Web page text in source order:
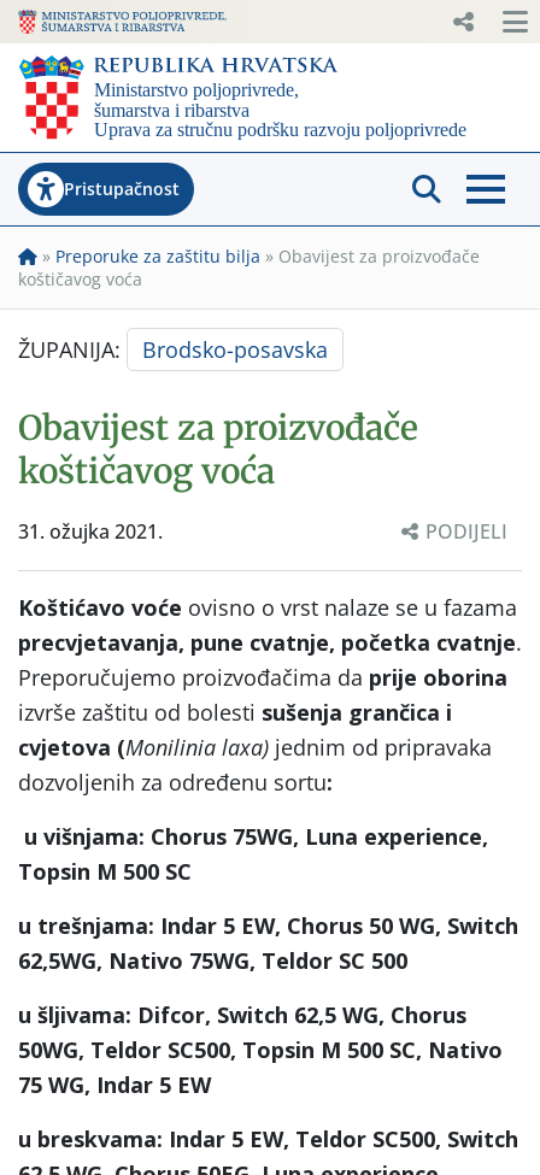
Pristupačnost
» Preporuke za zaštitu bilja » Obavijest za proizvođače
koštičavog voća
ŽUPANIJA: Brodsko-posavska
Obavijest za proizvođače
koštičavog voća
31. ožujka 2021. PODIJELI
Koštićavo voće ovisno o vrst nalaze se u fazama
precvjetavanja, pune cvatnje, početka cvatnje.
Preporučujemo proizvođačima da prije oborina
izvrše zaštitu od bolesti sušenja grančica i
cvjetova (Monilinia laxa) jednim od pripravaka
dozvoljenih za određenu sortu:
u višnjama: Chorus 75WG, Luna experience,
Topsin M 500 SC
u trešnjama: Indar 5 EW, Chorus 50 WG, Switch
62,5WG, Nativo 75WG, Teldor SC 500
u šljivama: Difcor, Switch 62,5 WG, Chorus
50WG, Teldor SC500, Topsin M 500 SC, Nativo
75 WG, Indar 5 EW
u breskvama: Indar 5 EW, Teldor SC500, Switch